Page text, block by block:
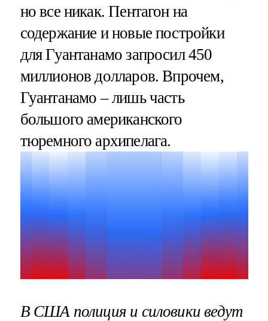
но все никак. Пентагон на
содержание и новые постройки
для Гуантанамо запросил 450
миллионов долларов. Впрочем,
Гуантанамо – лишь часть
большого американского
тюремного архипелага.
В США полиция и силовики ведут